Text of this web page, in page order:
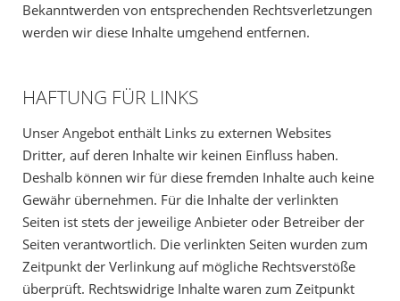
Bekanntwerden von entsprechenden Rechtsverletzungen
werden wir diese Inhalte umgehend entfernen.
HAFTUNG FÜR LINKS
Unser Angebot enthält Links zu externen Websites
Dritter, auf deren Inhalte wir keinen Einfluss haben.
Deshalb können wir für diese fremden Inhalte auch keine
Gewähr übernehmen. Für die Inhalte der verlinkten
Seiten ist stets der jeweilige Anbieter oder Betreiber der
Seiten verantwortlich. Die verlinkten Seiten wurden zum
Zeitpunkt der Verlinkung auf mögliche Rechtsverstöße
überprüft. Rechtswidrige Inhalte waren zum Zeitpunkt